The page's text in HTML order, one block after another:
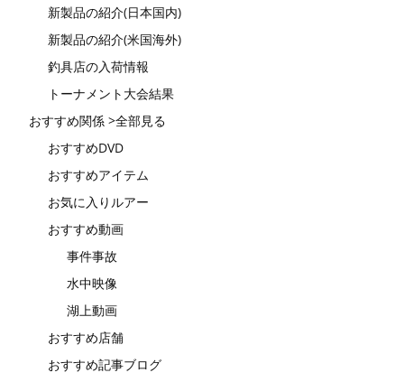
新製品の紹介(日本国内)
新製品の紹介(米国海外)
釣具店の入荷情報
トーナメント大会結果
おすすめ関係 >全部見る
おすすめDVD
おすすめアイテム
お気に入りルアー
おすすめ動画
事件事故
水中映像
湖上動画
おすすめ店舗
おすすめ記事ブログ